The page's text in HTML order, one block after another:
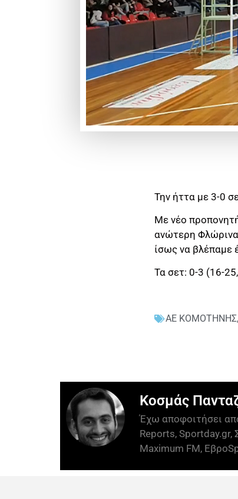
Την ήττα με 3-0
Με νέο
ανώτερη Φλώρινα
ίσως να βλέπαμε
Τα σετ: 0-3 (16-
ΑΕ ΚΟΜΟΤΗΝΗΣ,
Κοσμάς
Έχω αποφοιτήσει
Reports, Sportday.gr,
Maximum FM,